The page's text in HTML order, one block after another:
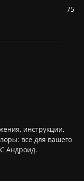
75
инструкции,
все для вашего
Андроид.